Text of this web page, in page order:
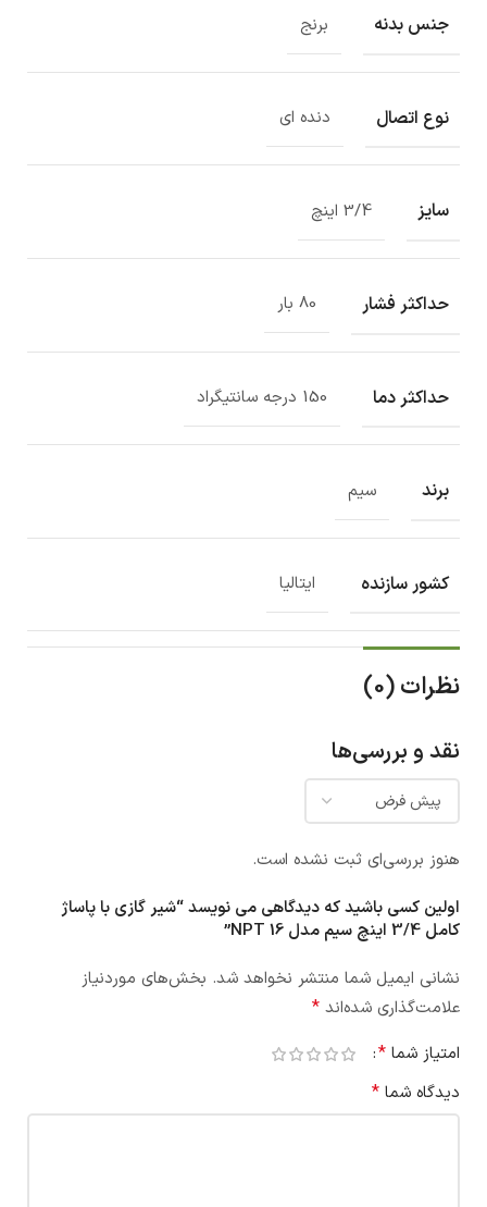
جنس بدنه برنج
نوع اتصال دنده ای
سایز 3/4 اینچ
حداکثر فشار 80 بار
حداکثر دما 150 درجه سانتیگراد
برند سیم
کشور سازنده ایتالیا
نظرات (0)
نقد و بررسی‌ها
هنوز بررسی‌ای ثبت نشده است.
اولین کسی باشید که دیدگاهی می نویسد “شیر گازی با پاساژ
کامل 3/4 اینچ سیم مدل 16 NPT”
نشانی ایمیل شما منتشر نخواهد شد. بخش‌های موردنیاز
علامت‌گذاری شده‌اند *
امتیاز شما *
دیدگاه شما *